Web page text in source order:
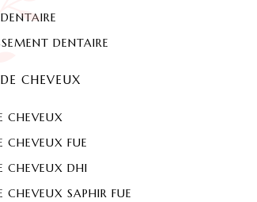
DENTAIRE
CHEVEUX
CHEVEUX
CHEVEUX FUE
CHEVEUX DHI
CHEVEUX SAPHIR FUE